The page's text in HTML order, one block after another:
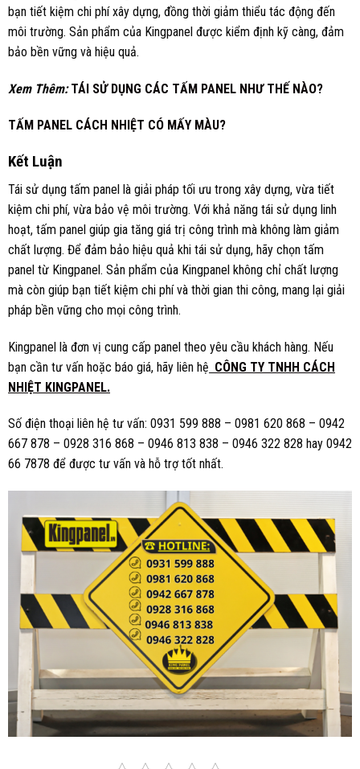
bạn tiết kiệm chi phí xây dựng, đồng thời giảm thiểu tác động đến
môi trường. Sản phẩm của Kingpanel được kiểm định kỹ càng, đảm
bảo bền vững và hiệu quả.
Xem Thêm: TÁI SỬ DỤNG CÁC TẤM PANEL NHƯ THẾ NÀO?
TẤM PANEL CÁCH NHIỆT CÓ MẤY MÀU?
Kết Luận
Tái sử dụng tấm panel là giải pháp tối ưu trong xây dựng, vừa tiết
kiệm chi phí, vừa bảo vệ môi trường. Với khả năng tái sử dụng linh
hoạt, tấm panel giúp gia tăng giá trị công trình mà không làm giảm
chất lượng. Để đảm bảo hiệu quả khi tái sử dụng, hãy chọn tấm
panel từ Kingpanel. Sản phẩm của Kingpanel không chỉ chất lượng
mà còn giúp bạn tiết kiệm chi phí và thời gian thi công, mang lại giải
pháp bền vững cho mọi công trình.
Kingpanel là đơn vị cung cấp panel theo yêu cầu khách hàng. Nếu
bạn cần tư vấn hoặc báo giá, hãy liên hệ CÔNG TY TNHH CÁCH
NHIỆT KINGPANEL.
Số điện thoại liên hệ tư vấn: 0931 599 888 – 0981 620 868 – 0942
667 878 – 0928 316 868 – 0946 813 838 – 0946 322 828 hay 0942
66 7878 để được tư vấn và hỗ trợ tốt nhất.